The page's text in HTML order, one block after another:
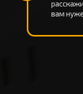
вам